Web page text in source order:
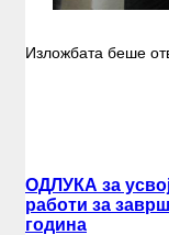
Изложбата беше
ОДЛУКА за
работи за
година